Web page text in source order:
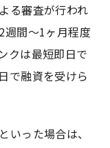
る審査が行われ
週間～1ヶ月程度
クは最短即日で
で融資を受けら
いった場合は、